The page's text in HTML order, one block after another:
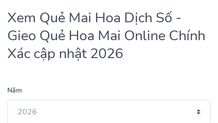
Xem Quẻ Mai Hoa Dịch Số -
Gieo Quẻ Hoa Mai Online Chính
Xác cập nhật 2026
Năm